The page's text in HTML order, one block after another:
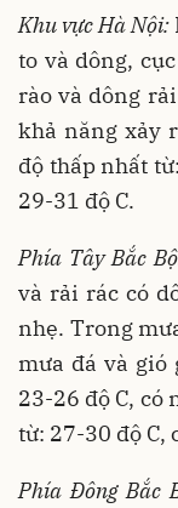
Khu vực Hà Nội:
to và dông,
rào và dông
khả năng xảy
độ thấp nhất
29-31 độ C.
Phía Tây Bắc
và rải rác có
nhẹ. Trong
mưa đá và gió
23-26 độ C, có
từ: 27-30 độ C,
Phía Đông Bắc